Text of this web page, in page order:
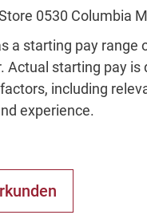
0530 Columbia
a starting pay range
Actual starting pay is
including
experience.